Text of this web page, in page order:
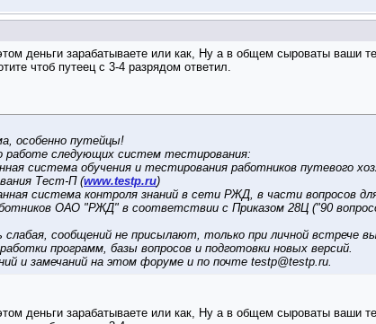
деньги зарабатываете или как, Ну а в общем сыроваты ваши
чтоб путеец с 3-4 разрядом ответил.
особенно путейцы!
следующих систем тестирования:
система обучения и тестирования работников путевого
Тест-П (www.testp.ru)
система контроля знаний в сети РЖД, в части вопросов
ОАО "РЖД" в соответствии с Приказом 28Ц ("90
слабая, сообщений не присылают, только при личной встрече
программ, базы вопросов и подготовки новых версий.
и замечаний на этом форуме и по почте testp@testp.ru.
деньги зарабатываете или как, Ну а в общем сыроваты ваши